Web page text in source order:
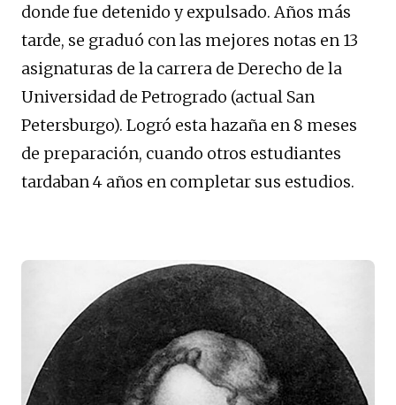
donde fue detenido y expulsado. Años más
tarde, se graduó con las mejores notas en 13
asignaturas de la carrera de Derecho de la
Universidad de Petrogrado (actual San
Petersburgo). Logró esta hazaña en 8 meses
de preparación, cuando otros estudiantes
tardaban 4 años en completar sus estudios.